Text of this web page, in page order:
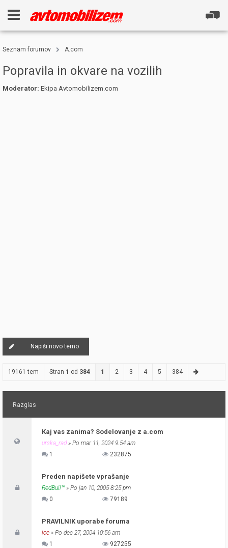
Seznam forumov A.com
Popravila in okvare na vozilih
Moderator: Ekipa Avtomobilizem.com
Napiši novo temo
19161 tem Stran 1 od 384 1 2 3 4 5 384
Razglas
Kaj vas zanima? Sodelovanje z a.com
urska_rad» Po mar 11, 2024 9:54 am
1
232875
Preden napišete vprašanje
RedBull™ » Po jan 10, 2005 8:25 pm
0
79189
PRAVILNIK uporabe foruma
ice » Po dec 27, 2004 10:56 am
1
927255